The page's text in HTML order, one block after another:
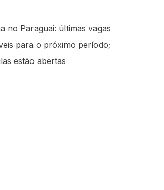
no Paraguai: últimas vagas
para o próximo período;
estão abertas